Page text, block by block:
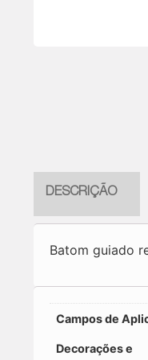
DESCRIÇÃO
Batom guiado
Campos de
Decorações e